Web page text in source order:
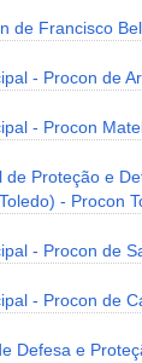
de Francisco
- Procon de
- Procon
de Proteção e
- Procon
- Procon de
- Procon de
Defesa e